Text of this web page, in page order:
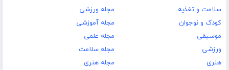
سلامت و تغذیه
کودک و نوجوان
موسیقی
ورزشی
هنری
مجله ورزشی
مجله آموزشی
مجله علمی
مجله سلامت
مجله هنری